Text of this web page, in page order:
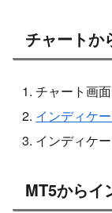
チャートか
チャート画面
インディケ
インディケ
MT5からイ